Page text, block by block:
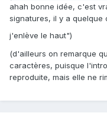
ahah bonne idée, c'est
signatures, il y a quelque
j'enlève le haut")
(d'ailleurs on remarque
caractères, puisque
reproduite, mais elle ne